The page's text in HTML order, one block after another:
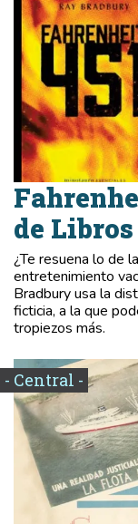
de Libros
¿Te resuena lo de
entretenimiento
Bradbury usa la
ficticia, a la que
tropiezos más.
- Central -